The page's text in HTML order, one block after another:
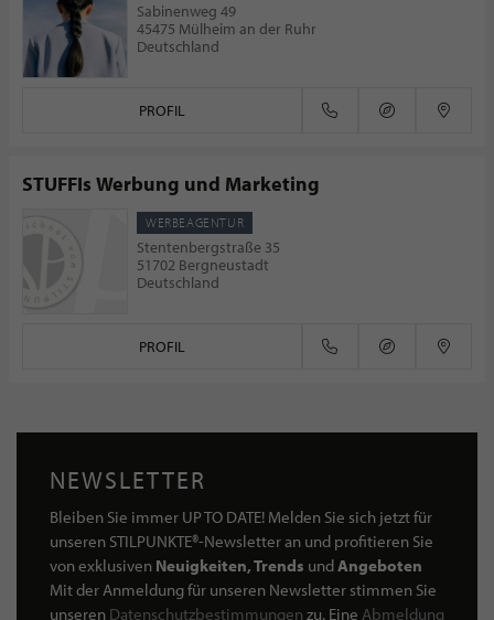
Sabinenweg 49
45475 Mülheim an der Ruhr
Deutschland
PROFIL
STUFFIs Werbung und Marketing
WERBEAGENTUR
Stentenbergstraße 35
51702 Bergneustadt
Deutschland
PROFIL
NEWSLETTER
Bleiben Sie immer UP TO DATE! Melden Sie sich jetzt für
unseren STILPUNKTE®-Newsletter an und profitieren Sie
von exklusiven Neuigkeiten, Trends undAngeboten
Mit der Anmeldung für unseren Newsletter stimmen Sie
unseren Datenschutzbestimmungen zu. Eine Abmeldung